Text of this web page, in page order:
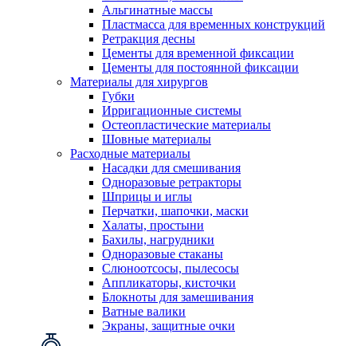
Альгинатные массы
Пластмасса для временных конструкций
Ретракция десны
Цементы для временной фиксации
Цементы для постоянной фиксации
Материалы для хирургов
Губки
Ирригационные системы
Остеопластические материалы
Шовные материалы
Расходные материалы
Насадки для смешивания
Одноразовые ретракторы
Шприцы и иглы
Перчатки, шапочки, маски
Халаты, простыни
Бахилы, нагрудники
Одноразовые стаканы
Слюноотсосы, пылесосы
Аппликаторы, кисточки
Блокноты для замешивания
Ватные валики
Экраны, защитные очки